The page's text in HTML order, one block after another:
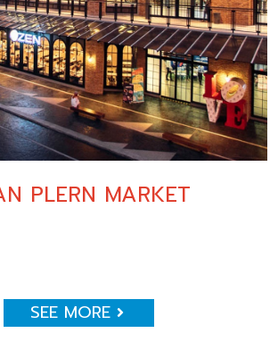
PLERN MARKET
SEE MORE